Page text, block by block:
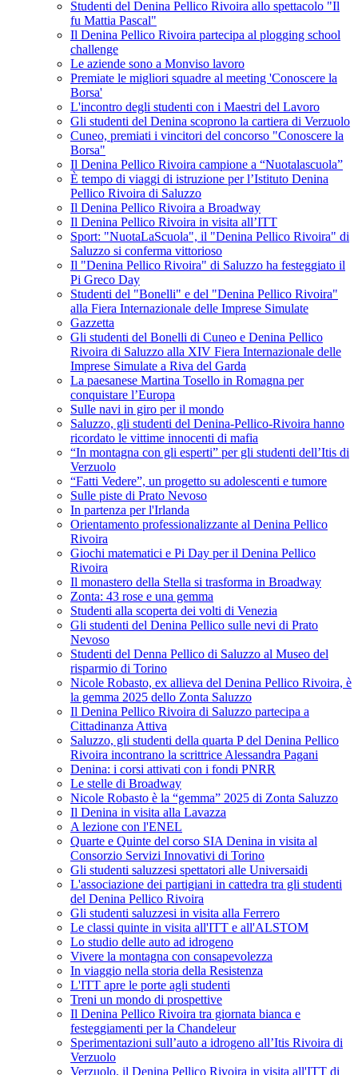
Studenti del Denina Pellico Rivoira allo spettacolo "Il
fu Mattia Pascal"
Il Denina Pellico Rivoira partecipa al plogging school
challenge
Le aziende sono a Monviso lavoro
Premiate le migliori squadre al meeting 'Conoscere la
Borsa'
L'incontro degli studenti con i Maestri del Lavoro
Gli studenti del Denina scoprono la cartiera di Verzuolo
Cuneo, premiati i vincitori del concorso "Conoscere la
Borsa"
Il Denina Pellico Rivoira campione a “Nuotalascuola”
È tempo di viaggi di istruzione per l’Istituto Denina
Pellico Rivoira di Saluzzo
Il Denina Pellico Rivoira a Broadway
Il Denina Pellico Rivoira in visita all’ITT
Sport: "NuotaLaScuola", il "Denina Pellico Rivoira" di
Saluzzo si conferma vittorioso
Il "Denina Pellico Rivoira" di Saluzzo ha festeggiato il
Pi Greco Day
Studenti del "Bonelli" e del "Denina Pellico Rivoira"
alla Fiera Internazionale delle Imprese Simulate
Gazzetta
Gli studenti del Bonelli di Cuneo e Denina Pellico
Rivoira di Saluzzo alla XIV Fiera Internazionale delle
Imprese Simulate a Riva del Garda
La paesanese Martina Tosello in Romagna per
conquistare l’Europa
Sulle navi in giro per il mondo
Saluzzo, gli studenti del Denina-Pellico-Rivoira hanno
ricordato le vittime innocenti di mafia
“In montagna con gli esperti” per gli studenti dell’Itis di
Verzuolo
“Fatti Vedere”, un progetto su adolescenti e tumore
Sulle piste di Prato Nevoso
In partenza per l'Irlanda
Orientamento professionalizzante al Denina Pellico
Rivoira
Giochi matematici e Pi Day per il Denina Pellico
Rivoira
Il monastero della Stella si trasforma in Broadway
Zonta: 43 rose e una gemma
Studenti alla scoperta dei volti di Venezia
Gli studenti del Denina Pellico sulle nevi di Prato
Nevoso
Studenti del Denna Pellico di Saluzzo al Museo del
risparmio di Torino
Nicole Robasto, ex allieva del Denina Pellico Rivoira, è
la gemma 2025 dello Zonta Saluzzo
Il Denina Pellico Rivoira di Saluzzo partecipa a
Cittadinanza Attiva
Saluzzo, gli studenti della quarta P del Denina Pellico
Rivoira incontrano la scrittrice Alessandra Pagani
Denina: i corsi attivati con i fondi PNRR
Le stelle di Broadway
Nicole Robasto è la “gemma” 2025 di Zonta Saluzzo
Il Denina in visita alla Lavazza
A lezione con l'ENEL
Quarte e Quinte del corso SIA Denina in visita al
Consorzio Servizi Innovativi di Torino
Gli studenti saluzzesi spettatori alle Universaidi
L'associazione dei partigiani in cattedra tra gli studenti
del Denina Pellico Rivoira
Gli studenti saluzzesi in visita alla Ferrero
Le classi quinte in visita all'ITT e all'ALSTOM
Lo studio delle auto ad idrogeno
Vivere la montagna con consapevolezza
In viaggio nella storia della Resistenza
L'ITT apre le porte agli studenti
Treni un mondo di prospettive
Il Denina Pellico Rivoira tra giornata bianca e
festeggiamenti per la Chandeleur
Sperimentazioni sull’auto a idrogeno all’Itis Rivoira di
Verzuolo
Verzuolo, il Denina Pellico Rivoira in visita all'ITT di